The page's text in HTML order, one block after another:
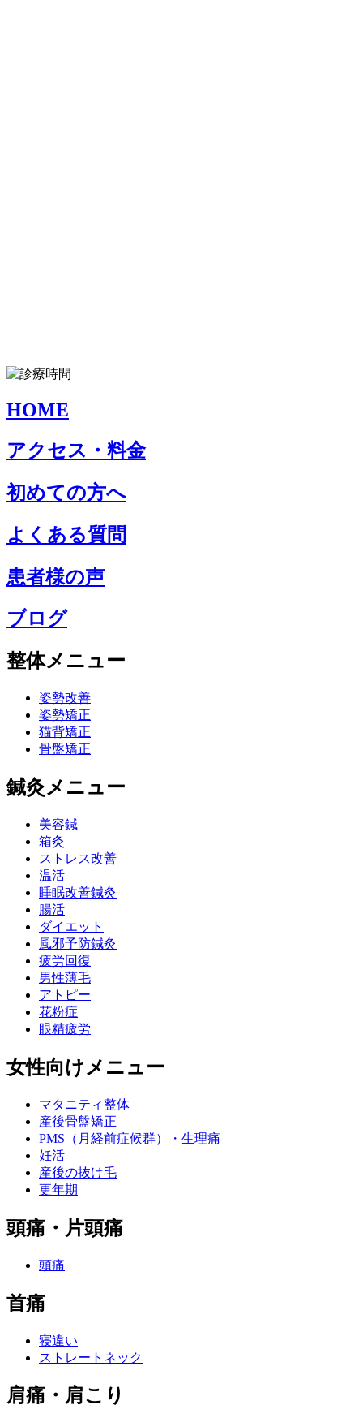
HOME
アクセス・料金
初めての方へ
よくある質問
患者様の声
ブログ
整体メニュー
姿勢改善
姿勢矯正
猫背矯正
骨盤矯正
鍼灸メニュー
美容鍼
箱灸
ストレス改善
温活
睡眠改善鍼灸
腸活
ダイエット
風邪予防鍼灸
疲労回復
男性薄毛
アトピー
花粉症
眼精疲労
女性向けメニュー
マタニティ整体
産後骨盤矯正
PMS（月経前症候群）・生理痛
妊活
産後の抜け毛
更年期
頭痛・片頭痛
頭痛
首痛
寝違い
ストレートネック
肩痛・肩こり